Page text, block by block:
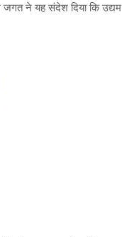
जगत ने यह संदेश दिया कि उद्यम